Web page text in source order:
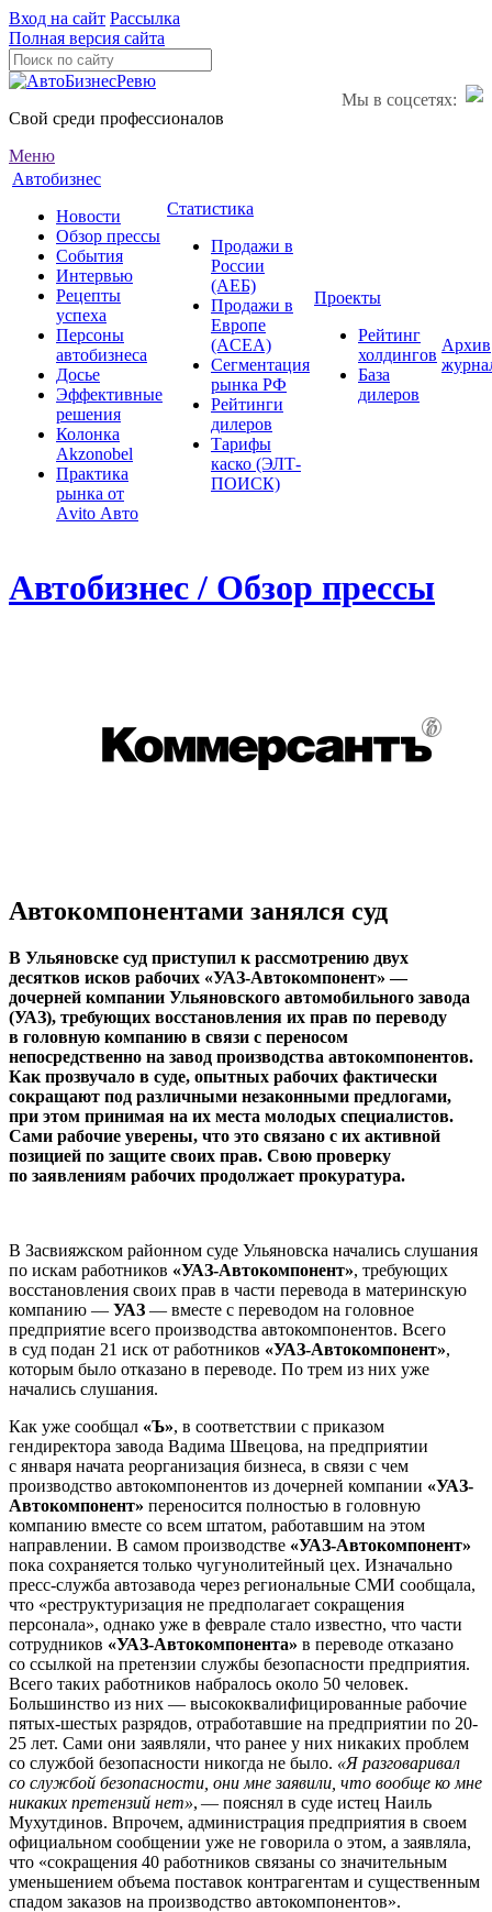
Вход на сайт Рассылка
Полная версия сайта
Мы в соцсетях:
Свой среди профессионалов
Меню
Автобизнес
Новости
Обзор прессы
События
Интервью
Рецепты
успеха
Персоны
автобизнеса
Досье
Эффективные
решения
Колонка
Akzonobel
Практика
рынка от
Аvito Авто
Статистика
Продажи в
России
(АЕБ)
Продажи в
Европе
(ACEA)
Сегментация
рынка РФ
Рейтинги
дилеров
Тарифы
каско (ЭЛТ-
ПОИСК)
Проекты
Рейтинг
холдингов
База
дилеров
Архив
Автобизнес / Обзор прессы
Автокомпонентами занялся суд
В Ульяновске суд приступил к рассмотрению двух
десятков исков рабочих «УАЗ-Автокомпонент» —
дочерней компании Ульяновского автомобильного завода
(УАЗ), требующих восстановления их прав по переводу
в головную компанию в связи с переносом
непосредственно на завод производства автокомпонентов.
Как прозвучало в суде, опытных рабочих фактически
сокращают под различными незаконными предлогами,
при этом принимая на их места молодых специалистов.
Сами рабочие уверены, что это связано с их активной
позицией по защите своих прав. Свою проверку
по заявлениям рабочих продолжает прокуратура.
В Засвияжском районном суде Ульяновска начались слушания
по искам работников «УАЗ-Автокомпонент», требующих
восстановления своих прав в части перевода в материнскую
компанию — УАЗ — вместе с переводом на головное
предприятие всего производства автокомпонентов. Всего
в суд подан 21 иск от работников «УАЗ-Автокомпонент»,
которым было отказано в переводе. По трем из них уже
начались слушания.
Как уже сообщал «Ъ», в соответствии с приказом
гендиректора завода Вадима Швецова, на предприятии
с января начата реорганизация бизнеса, в связи с чем
производство автокомпонентов из дочерней компании «УАЗ-
Автокомпонент» переносится полностью в головную
компанию вместе со всем штатом, работавшим на этом
направлении. В самом производстве «УАЗ-Автокомпонент»
пока сохраняется только чугунолитейный цех. Изначально
пресс-служба автозавода через региональные СМИ сообщала,
что «реструктуризация не предполагает сокращения
персонала», однако уже в феврале стало известно, что части
сотрудников «УАЗ-Автокомпонента» в переводе отказано
со ссылкой на претензии службы безопасности предприятия.
Всего таких работников набралось около 50 человек.
Большинство из них — высококвалифицированные рабочие
пятых-шестых разрядов, отработавшие на предприятии по 20-
25 лет. Сами они заявляли, что ранее у них никаких проблем
со службой безопасности никогда не было. «Я разговаривал
со службой безопасности, они мне заявили, что вообще ко мне
никаких претензий нет», — пояснял в суде истец Наиль
Мухутдинов. Впрочем, администрация предприятия в своем
официальном сообщении уже не говорила о этом, а заявляла,
что «сокращения 40 работников связаны со значительным
уменьшением объема поставок контрагентам и существенным
спадом заказов на производство автокомпонентов».